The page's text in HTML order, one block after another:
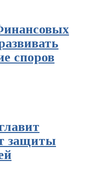
споров
защиты